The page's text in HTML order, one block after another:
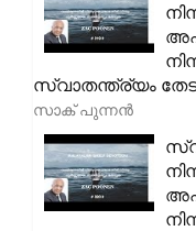
സ്വാതന്ത്ര്യം
സാക് പുന്നൻ